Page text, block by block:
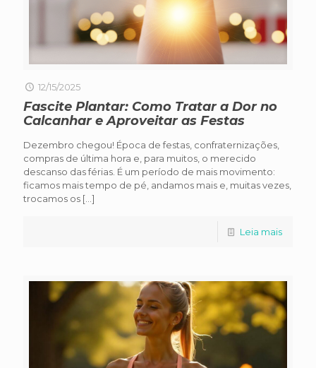
12/15/2025
Fascite Plantar: Como Tratar a Dor no
Calcanhar e Aproveitar as Festas
Dezembro chegou! Época de festas, confraternizações,
compras de última hora e, para muitos, o merecido
descanso das férias. É um período de mais movimento:
ficamos mais tempo de pé, andamos mais e, muitas vezes,
trocamos os […]
Leia mais